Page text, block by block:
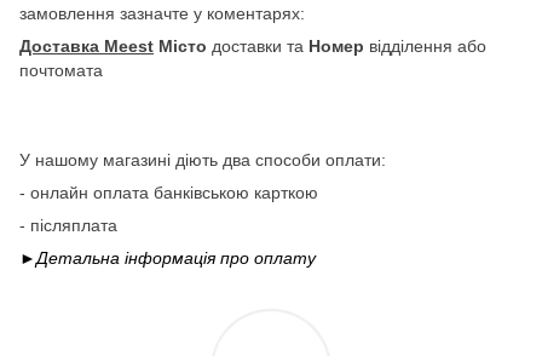
замовлення зазначте у коментарях:
Доставка Meest Місто доставки та Номер відділення або
почтомата
У нашому магазині діють два способи оплати:
- онлайн оплата банківською карткою
- післяплата
►Детальна інформація про оплату